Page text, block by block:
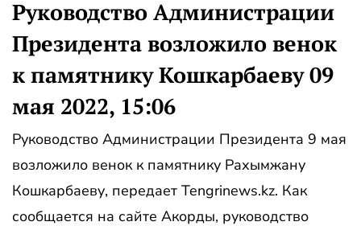
Руководство Администрации
Президента возложило венок
к памятнику Кошкарбаеву 09
мая 2022, 15:06
Руководство Администрации Президента 9 мая
возложило венок к памятнику Рахымжану
Кошкарбаеву, передает Tengrinews.kz. Как
сообщается на сайте Акорды, руководство